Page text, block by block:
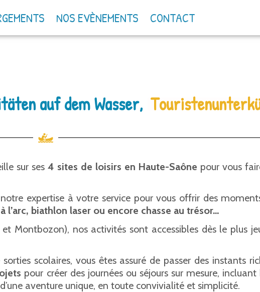
NOS EVÈNEMENTS CONTACT
auf dem Wasser,
sur ses4 sites de loisirs en Haute-Saône pour vous
expertise à votre service pour vous offrir des
biathlon laser ou encore chasse au trésor…
et Montbozon), nos activités sont accessibles dès le plus
scolaires, vous êtes assuré de passer des instants
pour créer des journées ou séjours sur mesure,
aventure unique, en toute convivialité et simplicité.